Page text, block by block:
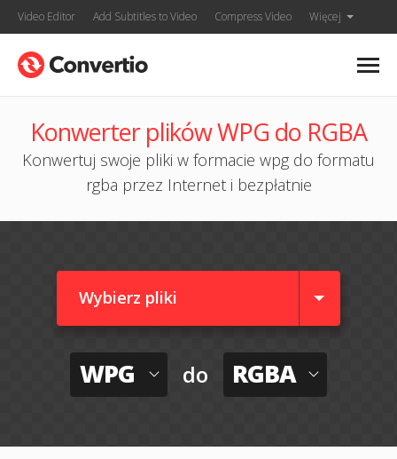
Video Editor Add Subtitles to Video Compress Video Więcej
Konwerter plików WPG do RGBA
Konwertuj swoje pliki w formacie wpg do formatu
rgba przez Internet i bezpłatnie
Wybierz pliki
WPG do RGBA